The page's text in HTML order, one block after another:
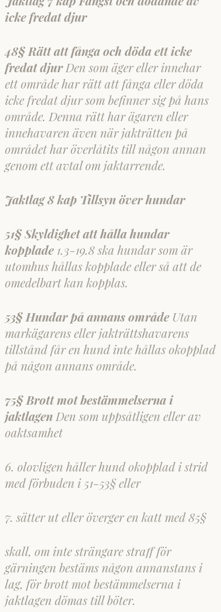
icke fredat djur
48§ Rätt att fånga och döda ett icke
fredat djurDen som äger eller innehar
ett område har rätt att fånga eller döda
icke fredat djur som befinner sig på hans
område. Denna rätt har ägaren eller
innehavaren även när jakträtten på
området har överlåtits till någon annan
genom ett avtal om jaktarrende.
Jaktlag 8 kap Tillsyn över hundar
51§ Skyldighet att hålla hundar
kopplade 1.3-19.8 ska hundar som är
utomhus hållas kopplade eller så att de
omedelbart kan kopplas.
53§ Hundar på annans område Utan
markägarens eller jakträttshavarens
tillstånd får en hund inte hållas okopplad
på någon annans område.
75§ Brott mot bestämmelserna i
jaktlagen Den som uppsåtligen eller av
oaktsamhet
6. olovligen håller hund okopplad i strid
med förbuden i 51-53§ eller
7. sätter ut eller överger en katt med 85§
skall, om inte strängare straff för
gärningen bestäms någon annanstans i
lag, för brott mot bestämmelserna i
jaktlagen dömas till böter.